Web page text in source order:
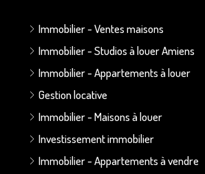
Immobilier - Ventes maisons
Immobilier - Studios à louer Amiens
Immobilier - Appartements à louer
Gestion locative
Immobilier - Maisons à louer
Investissement immobilier
Immobilier - Appartements à vendre